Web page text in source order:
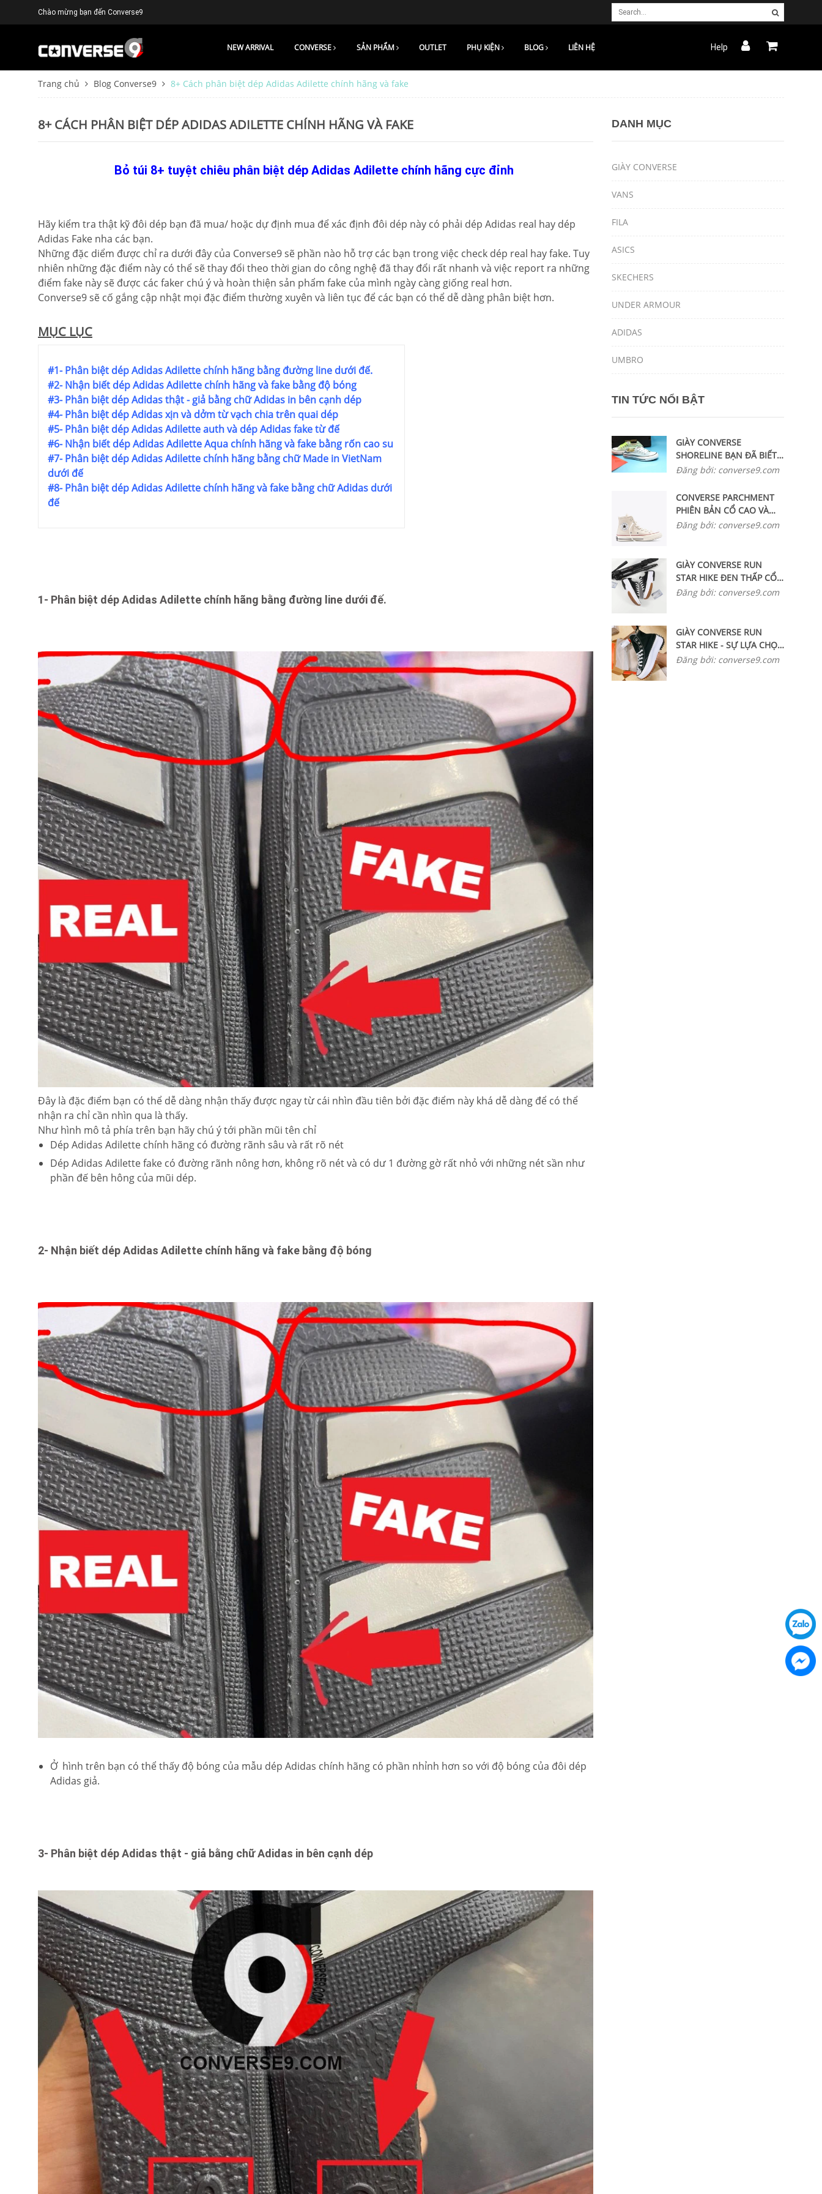
Chào mừng bạn đến Converse9
NEW ARRIVAL CONVERSE SẢN PHẨM OUTLET PHỤ KIỆN BLOG LIÊN HỆ Help
Trang chủ Blog Converse9 8+ Cách phân biệt dép Adidas Adilette chính hãng và fake
DANH MỤC
GIÀY CONVERSE
VANS
FILA
ASICS
SKECHERS
UNDER ARMOUR
ADIDAS
UMBRO
TIN TỨC NỔI BẬT
GIÀY CONVERSE
SHORELINE BẠN ĐÃ BIẾT
ĐẾN CHƯA ?
Đăng bởi: converse9.com
CONVERSE PARCHMENT
PHIÊN BẢN CỔ CAO VÀ
THẤP ĐANG ĐƯỢC ƯA
Đăng bởi: converse9.com
GIÀY CONVERSE RUN
STAR HIKE ĐEN THẤP CỔ,
PHONG CÁCH SÁNG TẠO
Đăng bởi: converse9.com
GIÀY CONVERSE RUN
STAR HIKE - SỰ LỰA CHỌN
SỐ 1 CHO GIÀY UNISEX
Đăng bởi: converse9.com
8+ CÁCH PHÂN BIỆT DÉP ADIDAS ADILETTE CHÍNH HÃNG VÀ FAKE
Bỏ túi 8+ tuyệt chiêu phân biệt dép Adidas Adilette chính hãng cực đỉnh
Hãy kiểm tra thật kỹ đôi dép bạn đã mua/ hoặc dự định mua để xác định đôi dép này có phải dép Adidas real hay dép
Adidas Fake nha các bạn.
Những đặc diểm được chỉ ra dưới đây của Converse9 sẽ phần nào hỗ trợ các bạn trong việc check dép real hay fake. Tuy
nhiên những đặc điểm này có thể sẽ thay đổi theo thời gian do công nghệ đã thay đổi rất nhanh và việc report ra những
điểm fake này sẽ được các faker chú ý và hoàn thiện sản phẩm fake của mình ngày càng giống real hơn.
Converse9 sẽ cố gắng cập nhật mọi đặc điểm thường xuyên và liên tục để các bạn có thể dễ dàng phân biệt hơn.
MỤC LỤC
#1- Phân biệt dép Adidas Adilette chính hãng bằng đường line dưới đế.
#2- Nhận biết dép Adidas Adilette chính hãng và fake bằng độ bóng
#3- Phân biệt dép Adidas thật - giả bằng chữ Adidas in bên cạnh dép
#4- Phân biệt dép Adidas xịn và dởm từ vạch chia trên quai dép
#5- Phân biệt dép Adidas Adilette auth và dép Adidas fake từ đế
#6- Nhận biết dép Adidas Adilette Aqua chính hãng và fake bằng rốn cao su
#7- Phân biệt dép Adidas Adilette chính hãng bằng chữ Made in VietNam
dưới đế
#8- Phân biệt dép Adidas Adilette chính hãng và fake bằng chữ Adidas dưới
đế
1- Phân biệt dép Adidas Adilette chính hãng bằng đường line dưới đế.
Đây là đặc điểm bạn có thể dễ dàng nhận thấy được ngay từ cái nhìn đầu tiên bởi đặc điểm này khá dễ dàng để có thể
nhận ra chỉ cần nhìn qua là thấy.
Như hình mô tả phía trên bạn hãy chú ý tới phần mũi tên chỉ
Dép Adidas Adilette chính hãng có đường rãnh sâu và rất rõ nét
Dép Adidas Adilette fake có đường rãnh nông hơn, không rõ nét và có dư 1 đường gờ rất nhỏ với những nét sần như
phần đế bên hông của mũi dép.
2- Nhận biết dép Adidas Adilette chính hãng và fake bằng độ bóng
Ở hình trên bạn có thể thấy độ bóng của mẫu dép Adidas chính hãng có phần nhỉnh hơn so với độ bóng của đôi dép
Adidas giả.
3- Phân biệt dép Adidas thật - giả bằng chữ Adidas in bên cạnh dép